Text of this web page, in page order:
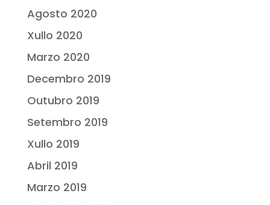
Agosto 2020
Xullo 2020
Marzo 2020
Decembro 2019
Outubro 2019
Setembro 2019
Xullo 2019
Abril 2019
Marzo 2019